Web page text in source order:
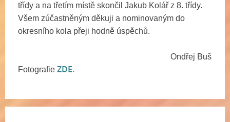
třídy a na třetím místě skončil Jakub Kolář z 8. třídy.
Všem zúčastněným děkuji a nominovaným do
okresního kola přeji hodně úspěchů.
Ondřej Buš
Fotografie ZDE.